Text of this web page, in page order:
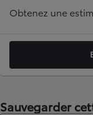
Obtenez une
Sauvegarder